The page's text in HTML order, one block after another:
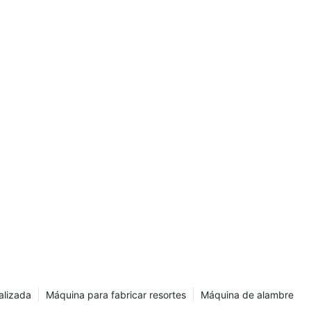
Máquina de alambre
Máquina para fabricar resortes